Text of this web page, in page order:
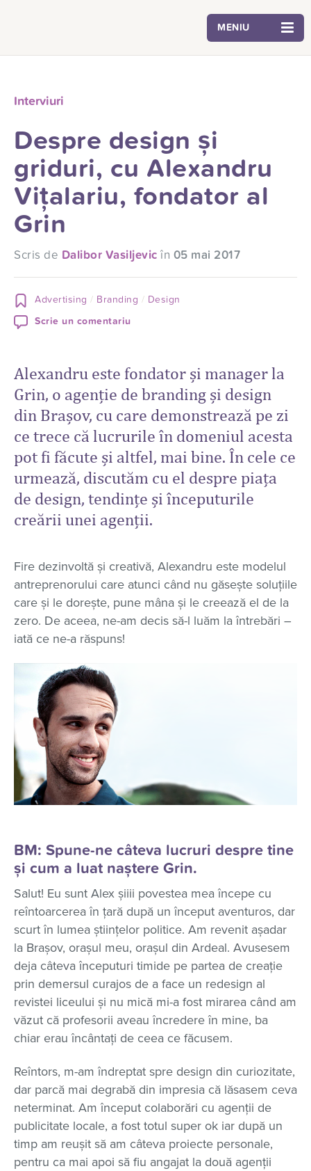
MENIU
Interviuri
Despre design și
griduri, cu Alexandru
Vițalariu, fondator al
Grin
Scris de Dalibor Vasiljevic în 05 mai 2017
Advertising Branding
Design
Scrie un comentariu
Alexandru este fondator și manager la
Grin, o agenție de branding și design
din Brașov, cu care demonstrează pe zi
ce trece că lucrurile în domeniul acesta
pot fi făcute și altfel, mai bine. În cele ce
urmează, discutăm cu el despre piața
de design, tendințe și începuturile
creării unei agenții.
Fire dezinvoltă și creativă, Alexandru este modelul
antreprenorului care atunci când nu găsește soluțiile
care și le dorește, pune mâna și le creează el de la
zero. De aceea, ne-am decis să-l luăm la întrebări –
iată ce ne-a răspuns!
BM: Spune-ne câteva lucruri despre tine
și cum a luat naștere Grin.
Salut! Eu sunt Alex șiiii povestea mea începe cu
reîntoarcerea în țară după un început aventuros, dar
scurt în lumea științelor politice. Am revenit așadar
la Brașov, orașul meu, orașul din Ardeal. Avusesem
deja câteva începuturi timide pe partea de creație
prin demersul curajos de a face un redesign al
revistei liceului și nu mică mi-a fost mirarea când am
văzut că profesorii aveau încredere în mine, ba
chiar erau încântați de ceea ce făcusem.
Reîntors, m-am îndreptat spre design din curiozitate,
dar parcă mai degrabă din impresia că lăsasem ceva
neterminat. Am început colaborări cu agenții de
publicitate locale, a fost totul super ok iar după un
timp am reușit să am câteva proiecte personale,
pentru ca mai apoi să fiu angajat la două agenții